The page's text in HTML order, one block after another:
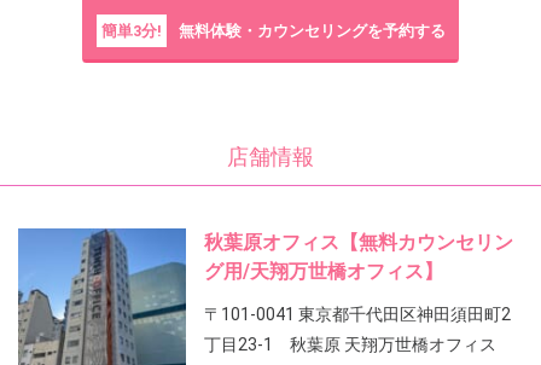
簡単3分! 無料体験・カウンセリングを予約する
店舗情報
秋葉原オフィス【無料カウンセリン
グ用/天翔万世橋オフィス】
〒101-0041 東京都千代田区神田須田町2
丁目23-1 秋葉原 天翔万世橋オフィス